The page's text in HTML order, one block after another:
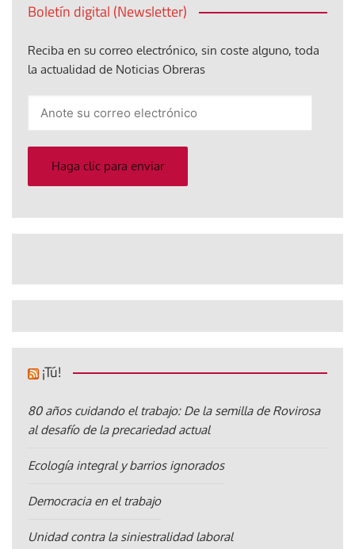
Boletín digital (Newsletter)
Reciba en su correo electrónico, sin coste alguno, toda
la actualidad de Noticias Obreras
electrónico
Haga clic para enviar
¡Tú!
80 años cuidando el trabajo: De la semilla de Rovirosa
al desafío de la precariedad actual
Ecología integral y barrios ignorados
Democracia en el trabajo
Unidad contra la siniestralidad laboral